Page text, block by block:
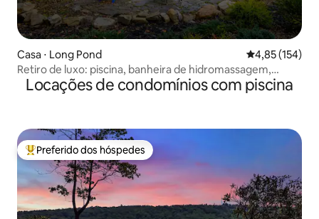
Casa ⋅ Long Pond 4,85 de uma
4,85 (154)
Retiro de luxo: piscina, banheira de hidromassagem,
sauna e fliperama
Locações de condomínios com piscina
Entre os melhores preferidos dos hóspedes
Preferido dos hóspedes